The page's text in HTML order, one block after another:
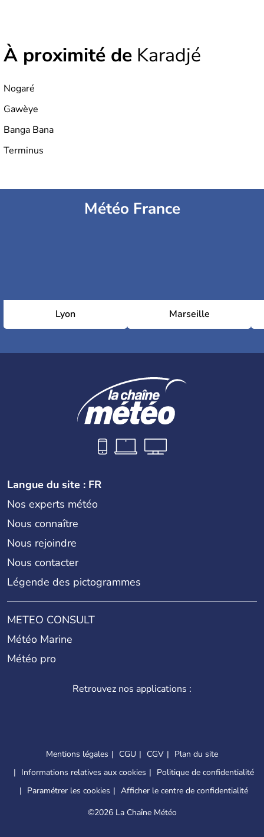
À proximité de Karadjé
Nogaré
Gawèye
Banga Bana
Terminus
Météo France
Lyon Marseille
Langue du site : FR
Nos experts météo
Nous connaître
Nous rejoindre
Nous contacter
Légende des pictogrammes
METEO CONSULT
Météo Marine
Météo pro
Retrouvez nos applications :
Mentions légales CGU CGV
Plan du site
Informations relatives aux cookies
Politique de confidentialité
Paramétrer les cookies
Afficher le centre de confidentialité
©2026 La Chaîne Météo